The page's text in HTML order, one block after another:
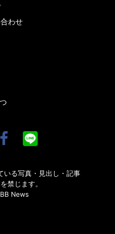
わせ
いる写真・見出し・記事
禁じます。
News